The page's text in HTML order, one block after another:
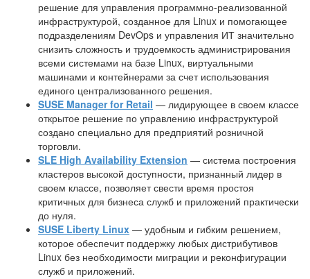
решение для управления программно-реализованной
инфраструктурой, созданное для Linux и помогающее
подразделениям DevOps и управления ИТ значительно
снизить сложность и трудоемкость администрирования
всеми системами на базе Linux, виртуальными
машинами и контейнерами за счет использования
единого централизованного решения.
SUSE Manager for Retail — лидирующее в своем классе
открытое решение по управлению инфраструктурой
создано специально для предприятий розничной
торговли.
SLE High Availability Extension — система построения
кластеров высокой доступности, признанный лидер в
своем классе, позволяет свести время простоя
критичных для бизнеса служб и приложений практически
до нуля.
SUSE Liberty Linux — удобным и гибким решением,
которое обеспечит поддержку любых дистрибутивов
Linux без необходимости миграции и реконфигурации
служб и приложений.